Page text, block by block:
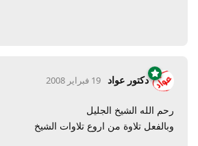
دكتور عواد 19 فبراير 2008
رحم الله الشيخ الجليل
وبالفعل تلاوة من اروع تلاوات الشيخ